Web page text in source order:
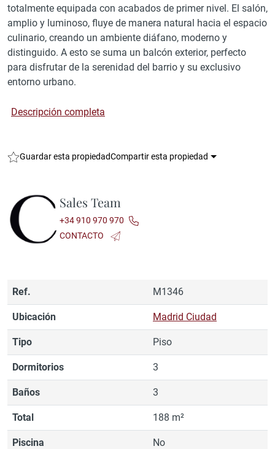
totalmente equipada con acabados de primer nivel. El salón,
amplio y luminoso, fluye de manera natural hacia el espacio
culinario, creando un ambiente diáfano, moderno y
distinguido. A esto se suma un balcón exterior, perfecto
para disfrutar de la serenidad del barrio y su exclusivo
entorno urbano.
Descripción completa
Guardar esta propiedadCompartir esta propiedad
Sales Team
+34 910 970 970
CONTACTO
Ref. M1346
Ubicación Madrid Ciudad
Tipo Piso
Dormitorios 3
Baños 3
Total 188 m²
Piscina No